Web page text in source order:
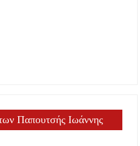
Παπουτσής Ιωάννης